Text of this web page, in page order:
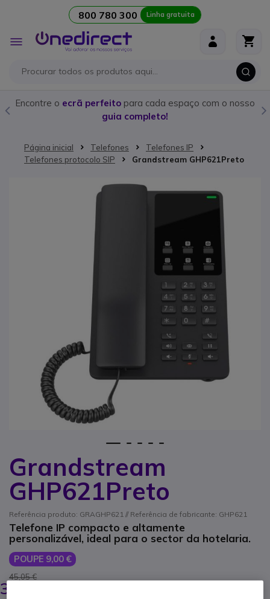
800 780 300 Linha gratuita
Alternar
Nav
Encontre o ecrã perfeito para cada espaço com o nosso
guia completo!
Página inicial Telefones
Telefones IP
Telefones protocolo SIP
Grandstream GHP621Preto
Grandstream
GHP621Preto
Referência produto: GRAGHP621 // Referência de fabricante: GHP621
Telefone IP compacto e altamente
personalizável, ideal para o sector da hotelaria.
POUPE 9,00 €
45,05 €
35,95 €
Saltar para o final da Galeria de imagens
Saltar para o início da Galeria de imagens